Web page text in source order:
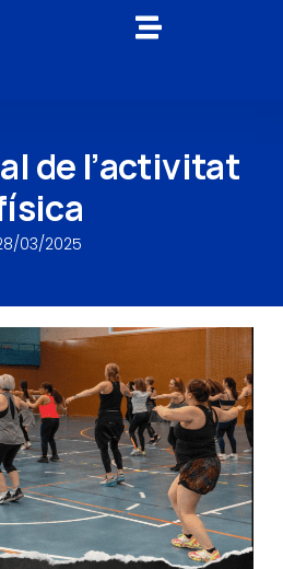
de l’activitat
03/2025